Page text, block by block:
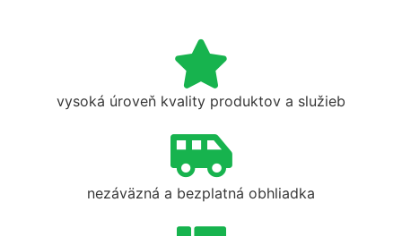
vysoká úroveň kvality produktov a služieb
nezáväzná a bezplatná obhliadka